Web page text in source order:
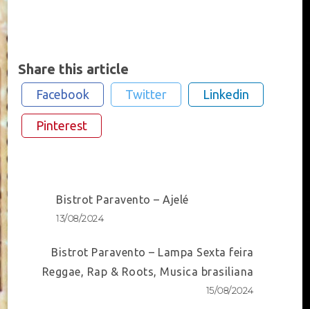
Share this article
Facebook Twitter Linkedin
Pinterest
Post
Navigation
Bistrot Paravento – Ajelé
13/08/2024
Bistrot Paravento – Lampa Sexta feira
Reggae, Rap & Roots, Musica brasiliana
15/08/2024